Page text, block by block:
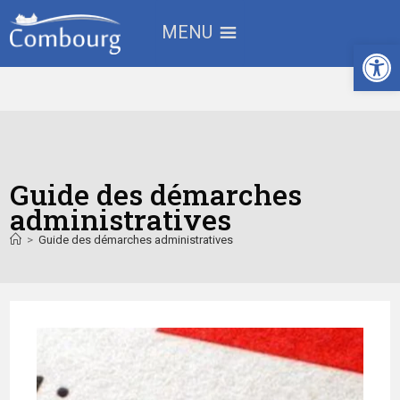
MENU
Guide des démarches
administratives
> Guide des démarches administratives